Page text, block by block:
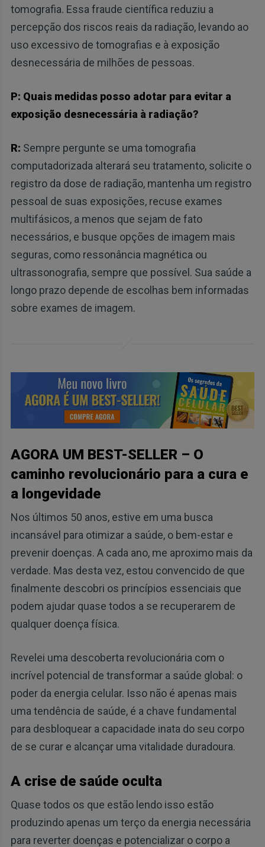
tomografia. Essa fraude científica reduziu a
percepção dos riscos reais da radiação, levando ao
uso excessivo de tomografias e à exposição
desnecessária de milhões de pessoas.
P: Quais medidas posso adotar para evitar a
exposição desnecessária à radiação?
R: Sempre pergunte se uma tomografia
computadorizada alterará seu tratamento, solicite o
registro da dose de radiação, mantenha um registro
pessoal de suas exposições, recuse exames
multifásicos, a menos que sejam de fato
necessários, e busque opções de imagem mais
seguras, como ressonância magnética ou
ultrassonografia, sempre que possível. Sua saúde a
longo prazo depende de escolhas bem informadas
sobre exames de imagem.
AGORA UM BEST-SELLER – O
caminho revolucionário para a cura e
a longevidade
Nos últimos 50 anos, estive em uma busca
incansável para otimizar a saúde, o bem-estar e
prevenir doenças. A cada ano, me aproximo mais da
verdade. Mas desta vez, estou convencido de que
finalmente descobri os princípios essenciais que
podem ajudar quase todos a se recuperarem de
qualquer doença física.
Revelei uma descoberta revolucionária com o
incrível potencial de transformar a saúde global: o
poder da energia celular. Isso não é apenas mais
uma tendência de saúde, é a chave fundamental
para desbloquear a capacidade inata do seu corpo
de se curar e alcançar uma vitalidade duradoura.
A crise de saúde oculta
Quase todos os que estão lendo isso estão
produzindo apenas um terço da energia necessária
para reverter doenças e potencializar o corpo a